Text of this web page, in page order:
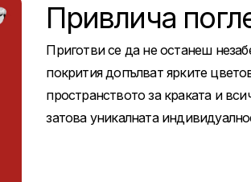
Привлича
Приготви се да не останеш
покрития допълват ярките
пространството за краката и
затова уникалната